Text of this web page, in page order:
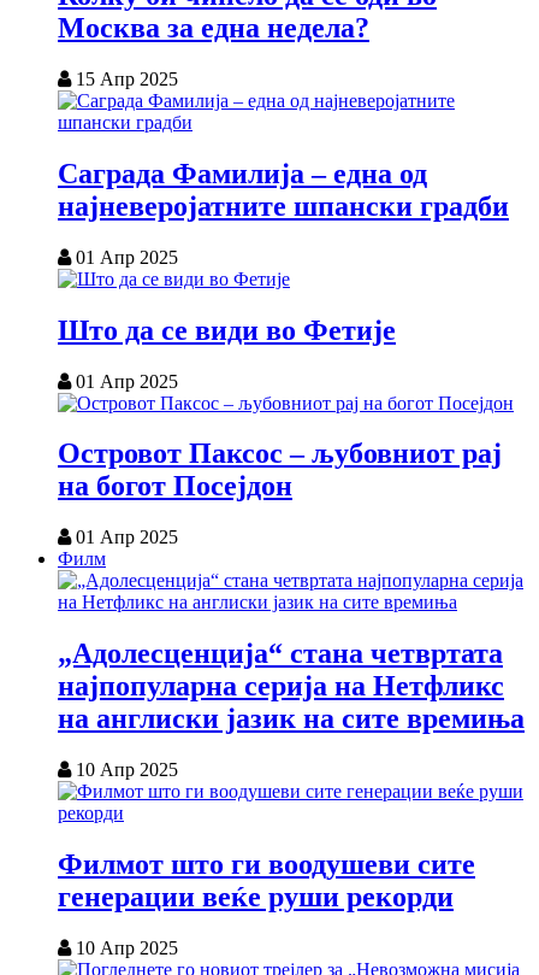
Москва за една недела?
15 Апр 2025
Саграда Фамилија – една од
најневеројатните шпански градби
01 Апр 2025
Што да се види во Фетије
01 Апр 2025
Островот Паксос – љубовниот рај
на богот Посејдон
01 Апр 2025
Филм
„Адолесценција“ стана четвртата
најпопуларна серија на Нетфликс
на англиски јазик на сите времиња
10 Апр 2025
Филмот што ги воодушеви сите
генерации веќе руши рекорди
10 Апр 2025